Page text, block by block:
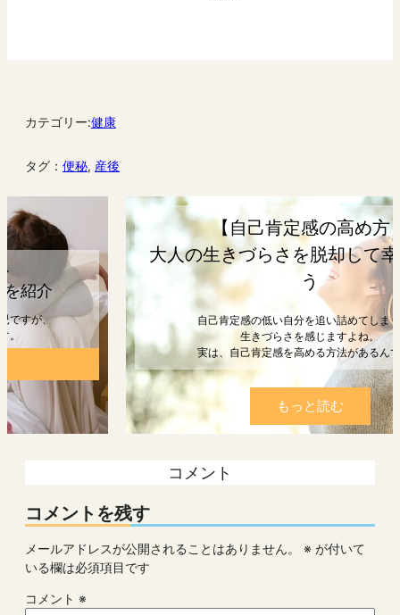
カテゴリー:健康
タグ： 便秘, 産後
【自己肯定感の高め方】
大人の生きづらさを脱却して幸せになろ
う
自己肯定感の低い自分を追い詰めてしまうと、
生きづらさを感じますよね。
実は、自己肯定感を高める方法があるんです。
もっと読む
コメント
コメントを残す
メールアドレスが公開されることはありません。 ※ が付いて
いる欄は必須項目です
コメント ※